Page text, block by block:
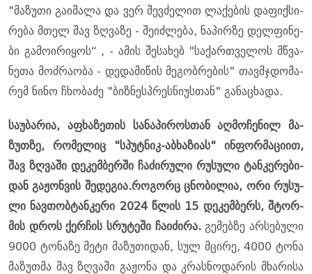
"მა­ზუ­თი გა­ი­შა­ლა და ვერ შევ­ძე­ლით ლა­ქე­ბის და­ფიქ­სი­
რე­ბა მთელ შავ ზღვა­ზე - შე­იძ­ლე­ბა, ნა­პირ­ზე დელ­ფი­ნე­
ბი გა­მო­ი­რი­ყოს“ , - ამის შე­სა­ხებ "სა­ქარ­თვე­ლოს მწვა­
ნე­თა მოძ­რა­ო­ბა - დე­და­მი­წის მე­გობ­რე­ბის" თავ­მჯდო­მა­
რემ ნინო ჩხო­ბა­ძე "ბიზ­ნესპრეს­ნი­უს­თან" გა­ნა­ცხა­და.
სა­უ­ბა­რია, აფხა­ზე­თის სა­ნა­პი­როს­თან აღ­მო­ჩე­ნილ მა­
ზუთ­ზე, რო­მე­ლიც "სპუტ­ნიკ-აბხა­ზი­ას" ინ­ფორ­მა­ცი­ით,
შავ ზღვა­ში დე­კემ­ბერ­ში ჩა­ძი­რუ­ლი რუ­სუ­ლი ტან­კე­რე­ბი­
დან გა­ჟონ­ვის შე­დე­გია.რო­გორც ცნო­ბი­ლია, ორი რუ­სუ­
ლი ნავ­თო­ბტან­კე­რი 2024 წლის 15 დე­კემ­ბერს, შტორ­
მის დროს ქერ­ჩის სრუ­ტე­ში ჩა­ი­ძი­რა.გე­მებ­ზე არ­სე­ბუ­ლი
9000 ტო­ნა­ზე მეტი მა­ზუ­თი­დან, სულ მცი­რე, 4000 ტონა
მა­ზუთ­მა შავ ზღვა­ში გა­ჟო­ნა და კრას­ნო­და­რის მხა­რი­სა